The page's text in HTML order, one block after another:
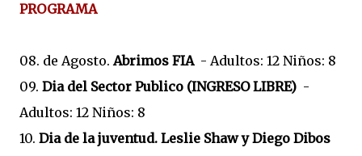
PROGRAMA
08. de Agosto.Abrimos FIA - Adultos: 12 Niños: 8
09. Dia del Sector Publico (INGRESO LIBRE) -
Adultos: 12 Niños: 8
10. Dia de la juventud. Leslie Shaw y Diego Dibos